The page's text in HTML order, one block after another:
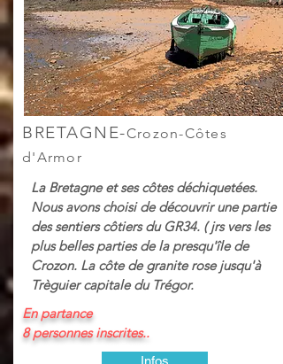
BRETAGNE-Crozon-Côtes
d'Armor
La Bretagne et ses côtes déchiquetées.
Nous avons choisi de découvrir une partie
des sentiers côtiers du GR34. ( jrs vers les
plus belles parties de la presqu'île de
Crozon. La côte de granite rose jusqu'à
Trèguier capitale du Trégor.
En partance
8 personnes inscrites..
Infos